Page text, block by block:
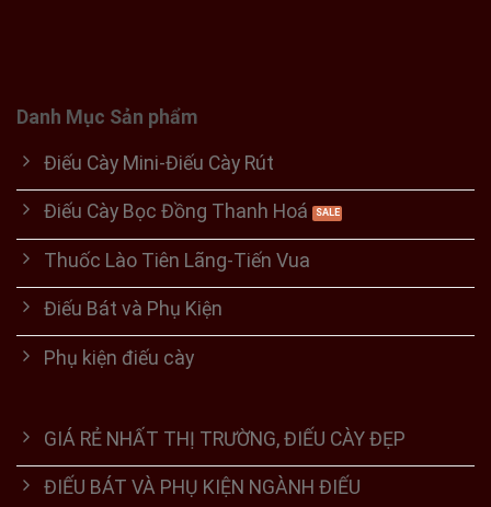
Danh Mục Sản phẩm
Điếu Cày Mini-Điếu Cày Rút
Điếu Cày Bọc Đồng Thanh Hoá
Thuốc Lào Tiên Lãng-Tiến Vua
Điếu Bát và Phụ Kiện
Phụ kiện điếu cày
GIÁ RẺ NHẤT THỊ TRƯỜNG, ĐIẾU CÀY ĐẸP
ĐIẾU BÁT VÀ PHỤ KIỆN NGÀNH ĐIẾU